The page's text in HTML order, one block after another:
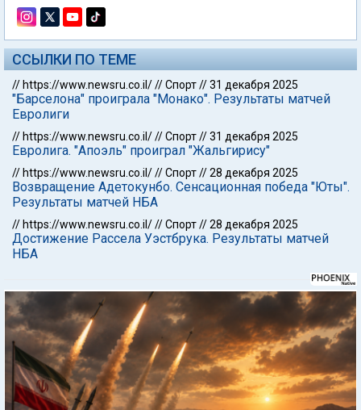
ССЫЛКИ ПО ТЕМЕ
// https://www.newsru.co.il///Спорт//31 декабря 2025
"Барселона" проиграла "Монако". Результаты матчей
Евролиги
// https://www.newsru.co.il///Спорт//31 декабря 2025
Евролига. "Апоэль" проиграл "Жальгирису"
// https://www.newsru.co.il///Спорт//28 декабря 2025
Возвращение Адетокунбо. Сенсационная победа "Юты".
Результаты матчей НБА
// https://www.newsru.co.il///Спорт//28 декабря 2025
Достижение Рассела Уэстбрука. Результаты матчей
НБА